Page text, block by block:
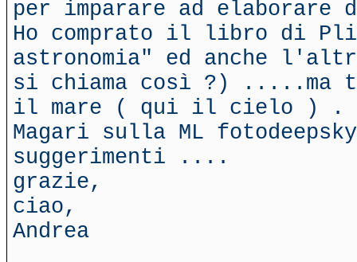
per imparare ad elaborare
Ho comprato il libro di
astronomia" ed anche
si chiama così ?) .....ma
il mare ( qui il cielo ) .
Magari sulla ML
suggerimenti ....
grazie,
ciao,
Andrea